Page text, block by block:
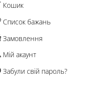
Кошик
Список бажань
Замовлення
Мій акаунт
Забули свій пароль?